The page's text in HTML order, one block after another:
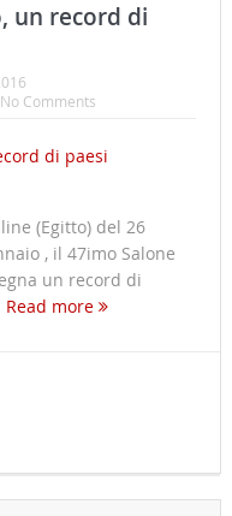
un record di
No Comments
(Egitto) del 26
, il 47imo Salone
un record di
Read more